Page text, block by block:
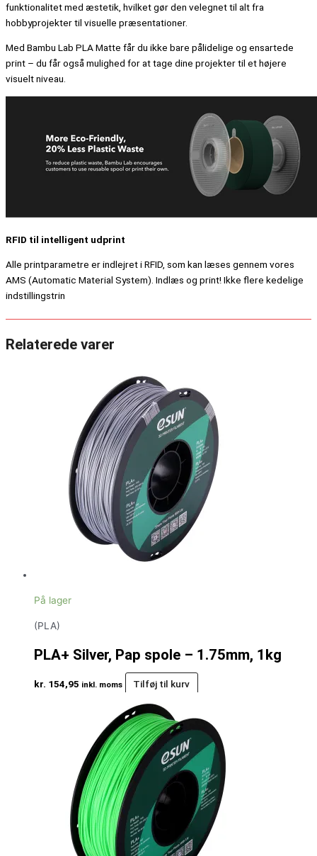
funktionalitet med æstetik, hvilket gør den velegnet til alt fra
hobbyprojekter til visuelle præsentationer.
Med Bambu Lab PLA Matte får du ikke bare pålidelige og ensartede
print – du får også mulighed for at tage dine projekter til et højere
visuelt niveau.
RFID til intelligent udprint
Alle printparametre er indlejret i RFID, som kan læses gennem vores
AMS (Automatic Material System). Indlæs og print! Ikke flere kedelige
indstillingstrin
Relaterede varer
På lager
(PLA)
PLA+ Silver, Pap spole – 1.75mm, 1kg
kr. 154,95 inkl. moms Tilføj til kurv